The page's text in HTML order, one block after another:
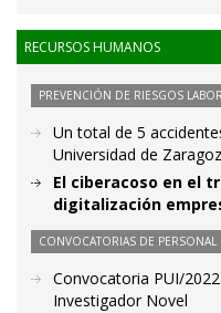
RECURSOS HUMANOS
PREVENCIÓN DE RIESGOS
Un total de 5
Universidad de
El ciberacoso en el
digitalización
CONVOCATORIAS DE PERSONAL
Convocatoria PUI/
Investigador Novel